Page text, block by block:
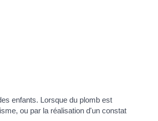
enfants. Lorsque du plomb est
ou par la réalisation d'un constat